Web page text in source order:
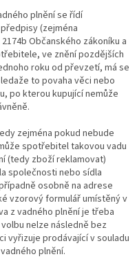
plnění se řídí
(zejména
Občanského zákoníku a
ve znění pozdějších
roku od převzetí, má se
to povaha věci nebo
po kterou kupující nemůže
zejména pokud nebude
spotřebitel takovou vadu
(tedy zboží reklamovat)
společnosti nebo sídla
osobně na adrese
vzorový formulář umístěný v
z vadného plnění je třeba
nelze následně bez
vyřizuje prodávající v souladu
plnění.